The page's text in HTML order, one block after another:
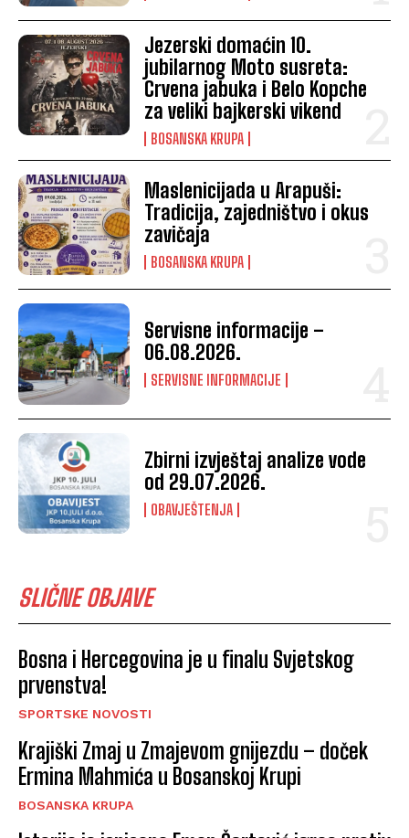
Jezerski domaćin 10.
jubilarnog Moto susreta:
Crvena jabuka i Belo Kopche
za veliki bajkerski vikend
BOSANSKA KRUPA
Maslenicijada u Arapuši:
Tradicija, zajedništvo i okus
zavičaja
BOSANSKA KRUPA
Servisne informacije –
06.08.2026.
SERVISNE INFORMACIJE
Zbirni izvještaj analize vode
od 29.07.2026.
OBAVJEŠTENJA
SLIČNE OBJAVE
Bosna i Hercegovina je u finalu Svjetskog
prvenstva!
SPORTSKE NOVOSTI
Krajiški Zmaj u Zmajevom gnijezdu – doček
Ermina Mahmića u Bosanskoj Krupi
BOSANSKA KRUPA